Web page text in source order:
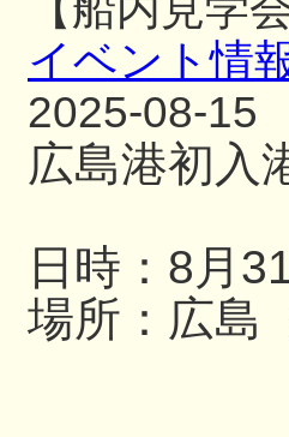
イベント情
2025-08-15
広島港初入
日時：8月
場所：広島